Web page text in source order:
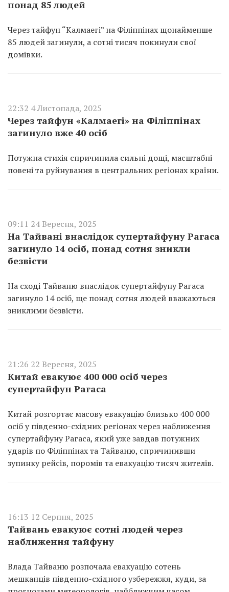
понад 85 людей
Через тайфун “Калмаегі” на Філіппінах щонайменше
85 людей загинули, а сотні тисяч покинули свої
домівки.
22:32 4 Листопада, 2025
Через тайфун «Калмаегі» на Філіппінах
загинуло вже 40 осіб
Потужна стихія спричинила сильні дощі, масштабні
повені та руйнування в центральних регіонах країни.
09:11 24 Вересня, 2025
На Тайвані внаслідок супертайфуну Рагаса
загинуло 14 осіб, понад сотня зникли
безвісти
На сході Тайваню внаслідок супертайфуну Рагаса
загинуло 14 осіб, ще понад сотня людей вважаються
зниклими безвісти.
21:26 22 Вересня, 2025
Китай евакуює 400 000 осіб через
супертайфун Рагаса
Китай розгортає масову евакуацію близько 400 000
осіб у південно-східних регіонах через наближення
супертайфуну Рагаса, який уже завдав потужних
ударів по Філіппінах та Тайваню, спричинивши
зупинку рейсів, поромів та евакуацію тисяч жителів.
16:13 12 Серпня, 2025
Тайвань евакуює сотні людей через
наближення тайфуну
Влада Тайваню розпочала евакуацію сотень
мешканців південно-східного узбережжя, куди, за